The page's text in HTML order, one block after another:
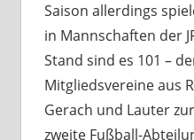
Saison allerdings
in Mannschaften der
Stand sind es 101 –
Mitgliedsvereine aus
Gerach und Lauter
zweite Fußball-